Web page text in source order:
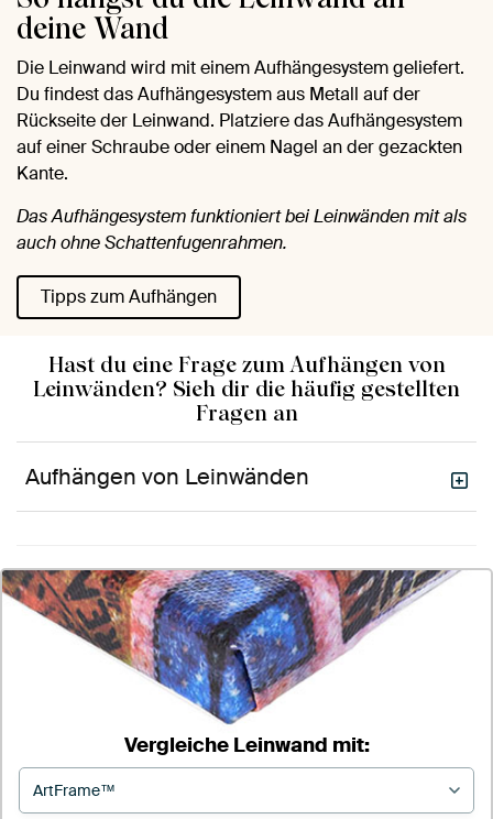
deine Wand
Die Leinwand wird mit einem Aufhängesystem geliefert.
Du findest das Aufhängesystem aus Metall auf der
Rückseite der Leinwand. Platziere das Aufhängesystem
auf einer Schraube oder einem Nagel an der gezackten
Kante.
Das Aufhängesystem funktioniert bei Leinwänden mit als
auch ohne Schattenfugenrahmen.
Tipps zum Aufhängen
Hast du eine Frage zum Aufhängen von
Leinwänden? Sieh dir die häufig gestellten
Fragen an
Aufhängen von Leinwänden
Vergleiche Leinwand mit: